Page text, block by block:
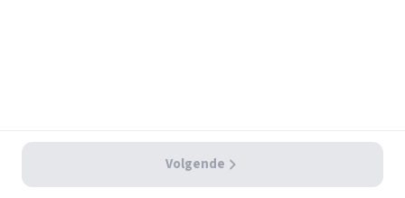
Volgende